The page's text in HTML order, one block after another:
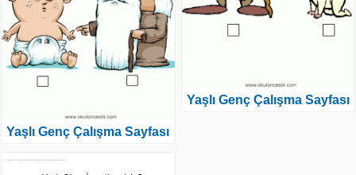
Yaşlı Genç Çalışma Sayfası
Yaşlı Genç Çalışma Sayfası